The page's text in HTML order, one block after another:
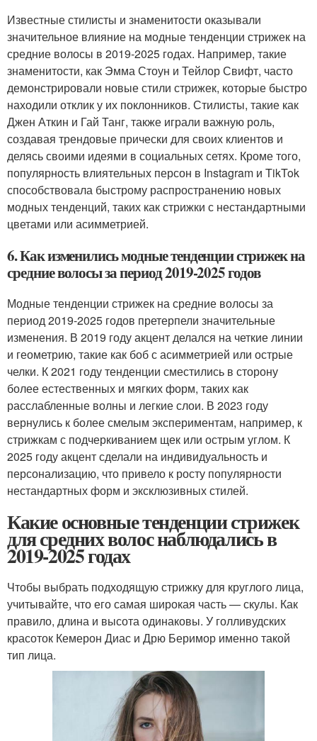
Известные стилисты и знаменитости оказывали
значительное влияние на модные тенденции стрижек на
средние волосы в 2019-2025 годах. Например, такие
знаменитости, как Эмма Стоун и Тейлор Свифт, часто
демонстрировали новые стили стрижек, которые быстро
находили отклик у их поклонников. Стилисты, такие как
Джен Аткин и Гай Танг, также играли важную роль,
создавая трендовые прически для своих клиентов и
делясь своими идеями в социальных сетях. Кроме того,
популярность влиятельных персон в Instagram и TikTok
способствовала быстрому распространению новых
модных тенденций, таких как стрижки с нестандартными
цветами или асимметрией.
6. Как изменились модные тенденции стрижек на
средние волосы за период 2019-2025 годов
Модные тенденции стрижек на средние волосы за
период 2019-2025 годов претерпели значительные
изменения. В 2019 году акцент делался на четкие линии
и геометрию, такие как боб с асимметрией или острые
челки. К 2021 году тенденции сместились в сторону
более естественных и мягких форм, таких как
расслабленные волны и легкие слои. В 2023 году
вернулись к более смелым экспериментам, например, к
стрижкам с подчеркиванием щек или острым углом. К
2025 году акцент сделали на индивидуальность и
персонализацию, что привело к росту популярности
нестандартных форм и эксклюзивных стилей.
Какие основные тенденции стрижек
для средних волос наблюдались в
2019-2025 годах
Чтобы выбрать подходящую стрижку для круглого лица,
учитывайте, что его самая широкая часть — скулы. Как
правило, длина и высота одинаковы. У голливудских
красоток Кемерон Диас и Дрю Беримор именно такой
тип лица.